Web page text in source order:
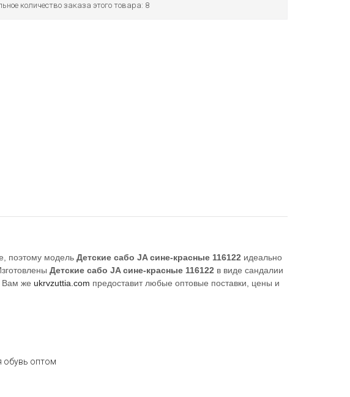
количество заказа этого товара: 8
поэтому модель Детские сабо JA сине-красные 116122 идеально
Детские сабо JA сине-красные 116122 в виде сандалии
Вам же ukrvzuttia.com предоставит любые оптовые поставки, цены и
обувь оптом